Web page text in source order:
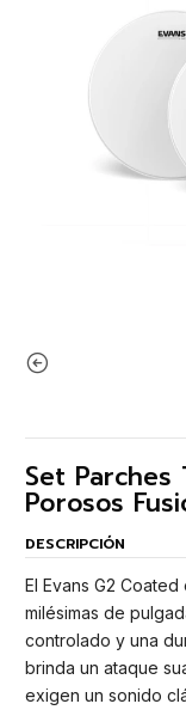
Set Parches
Porosos
DESCRIPCIÓN
El Evans G2
milésimas de
controlado y una
brinda un ataque
exigen un sonido